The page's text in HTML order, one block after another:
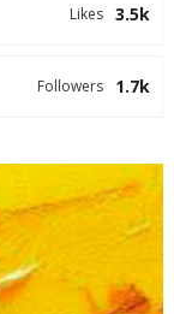
3.5k
Likes
1.7k
Followers